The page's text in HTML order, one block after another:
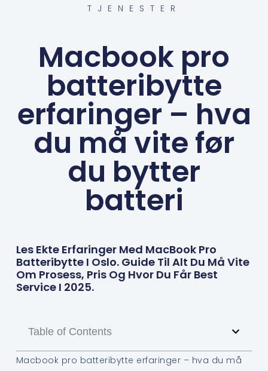
TJENESTER
Macbook pro
batteribytte
erfaringer – hva
du må vite før
du bytter
batteri
Les Ekte Erfaringer Med MacBook Pro
Batteribytte I Oslo. Guide Til Alt Du Må Vite
Om Prosess, Pris Og Hvor Du Får Best
Service I 2025.
Table of Contents
Macbook pro batteribytte erfaringer – hva du må